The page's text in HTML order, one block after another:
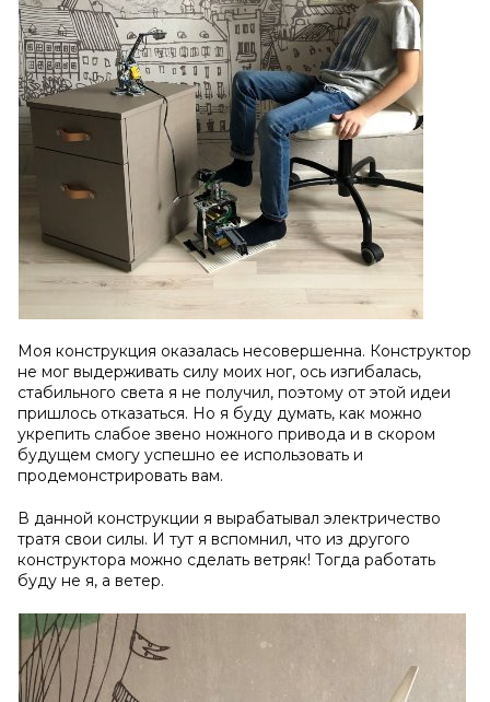
Моя конструкция оказалась несовершенна. Конструктор
не мог выдерживать силу моих ног, ось изгибалась,
стабильного света я не получил, поэтому от этой идеи
пришлось отказаться. Но я буду думать, как можно
укрепить слабое звено ножного привода и в скором
будущем смогу успешно ее использовать и
продемонстрировать вам.
В данной конструкции я вырабатывал электричество
тратя свои силы. И тут я вспомнил, что из другого
конструктора можно сделать ветряк! Тогда работать
буду не я, а ветер.